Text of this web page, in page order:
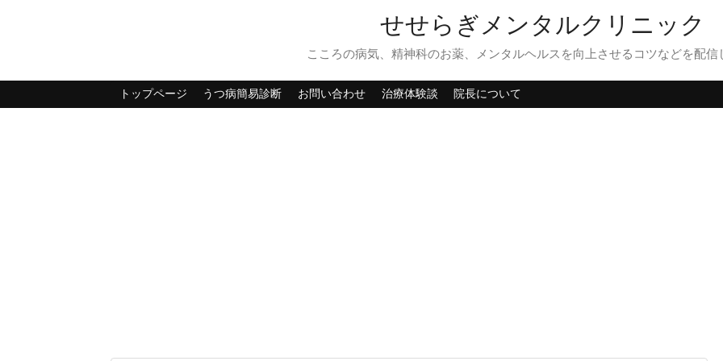
せせらぎメンタルクリニック
こころの病気、精神科のお薬、メンタルヘルスを向上させるコツなどを配信
トップページ うつ病簡易診断 お問い合わせ 治療体験談 院長について